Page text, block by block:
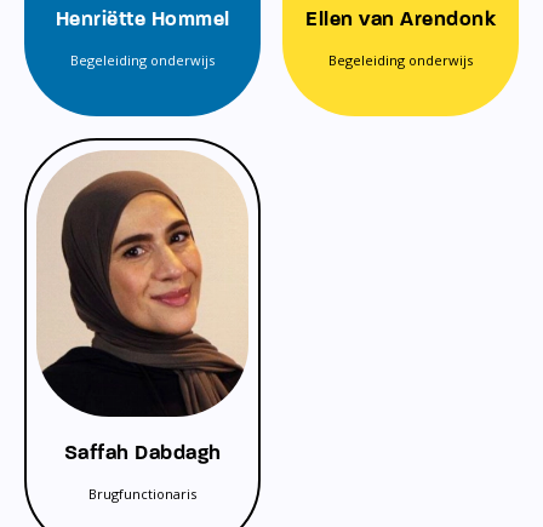
Henriëtte Hommel
Begeleiding onderwijs
Ellen van Arendonk
Begeleiding onderwijs
Saffah Dabdagh
Brugfunctionaris